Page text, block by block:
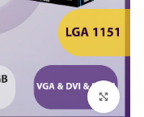
بزرگنمایی تصویر